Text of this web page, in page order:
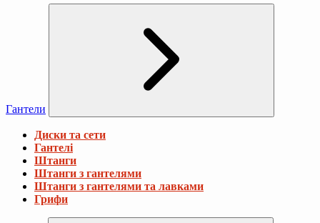
Гантели
Диски та сети
Гантелі
Штанги
Штанги з гантелями
Штанги з гантелями та лавками
Грифи